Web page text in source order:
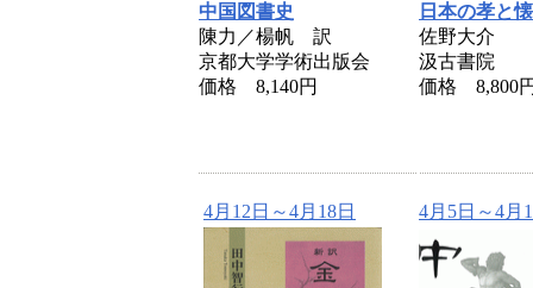
中国図書史
陳力／楊帆 訳
京都大学学術出版会
価格 8,140円
日本の孝と
佐野大介
汲古書院
価格 8,800
4月12日～4月18日 4月5日～4月